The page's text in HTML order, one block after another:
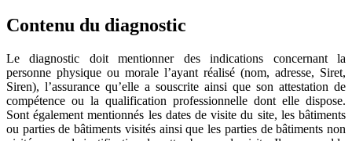
Contenu du diagnostic
Le diagnostic doit mentionner des indications concernant la
personne physique ou morale l’ayant réalisé (nom, adresse, Siret,
Siren), l’assurance qu’elle a souscrite ainsi que son attestation de
compétence ou la qualification professionnelle dont elle dispose.
Sont également mentionnés les dates de visite du site, les bâtiments
ou parties de bâtiments visités ainsi que les parties de bâtiments non